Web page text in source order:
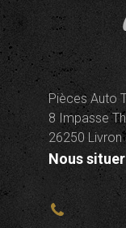
Pièces Auto
8 Impasse
26250 Livron
Nous situer